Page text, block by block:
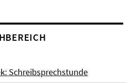
Schreibsprechstunde